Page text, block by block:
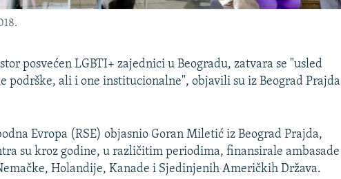
posvećen LGBTI+ zajednici u Beogradu, zatvara se "usled
podrške, ali i one institucionalne", objavili su iz Beograd Prajda
Evropa (RSE) objasnio Goran Miletić iz Beograd Prajda,
su kroz godine, u različitim periodima, finansirale ambasade
Holandije, Kanade i Sjedinjenih Američkih Država.